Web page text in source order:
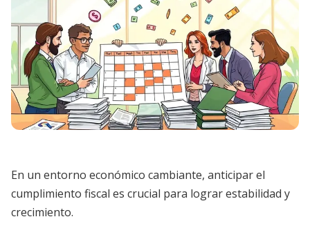
En un entorno económico cambiante, anticipar el
cumplimiento fiscal es crucial para lograr estabilidad y
crecimiento.